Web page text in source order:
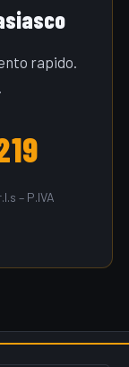
rapido.
– P.IVA